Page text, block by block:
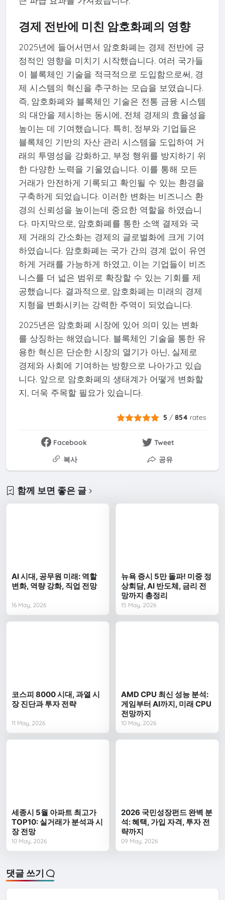
경제 전반에 미친 암호화폐의 영향
2025년에 들어서면서 암호화폐는 경제 전반에 긍
정적인 영향을 미치기 시작했습니다. 여러 국가들
이 블록체인 기술을 적극적으로 도입함으로써, 경
제 시스템의 혁신을 추구하는 모습을 보였습니다.
즉, 암호화폐와 블록체인 기술은 전통 금융 시스템
의 대안을 제시하는 동시에, 전체 경제의 효율성을
높이는 데 기여했습니다. 특히, 정부와 기업들은
블록체인 기반의 자산 관리 시스템을 도입하여 거
래의 투명성을 강화하고, 부정 행위를 방지하기 위
한 다양한 노력을 기울였습니다. 이를 통해 모든
거래가 안전하게 기록되고 확인될 수 있는 환경을
구축하게 되었습니다. 이러한 변화는 비즈니스 환
경의 신뢰성을 높이는데 중요한 역할을 하였습니
다. 마지막으로, 암호화폐를 통한 소액 결제와 국
제 거래의 간소화는 경제의 글로벌화에 크게 기여
하였습니다. 암호화폐는 국가 간의 경계 없이 유연
하게 거래를 가능하게 하였고, 이는 기업들이 비즈
니스를 더 넓은 범위로 확장할 수 있는 기회를 제
공했습니다. 결과적으로, 암호화폐는 미래의 경제
지형을 변화시키는 강력한 주역이 되었습니다.
2025년은 암호화폐 시장에 있어 의미 있는 변화
를 상징하는 해였습니다. 블록체인 기술을 통한 유
용한 혁신은 단순한 시장의 열기가 아닌, 실제로
경제와 사회에 기여하는 방향으로 나아가고 있습
니다. 앞으로 암호화폐의 생태계가 어떻게 변화할
지, 더욱 주목할 필요가 있습니다.
5 / 854 rates
Facebook
Tweet
복사
공유
함께 보면 좋은 글
AI 시대, 공무원 미래: 역할
변화, 역량 강화, 직업 전망
16 May, 2026
뉴욕 증시 5만 돌파! 미중 정
상회담, AI 반도체, 금리 전
망까지 총정리
15 May, 2026
코스피 8000 시대, 과열 시
장 진단과 투자 전략
11 May, 2026
AMD CPU 최신 성능 분석:
게임부터 AI까지, 미래 CPU
전망까지
10 May, 2026
세종시 5월 아파트 최고가
TOP10: 실거래가 분석과 시
장 전망
10 May, 2026
2026 국민성장펀드 완벽 분
석: 혜택, 가입 자격, 투자 전
략까지
09 May, 2026
댓글 쓰기